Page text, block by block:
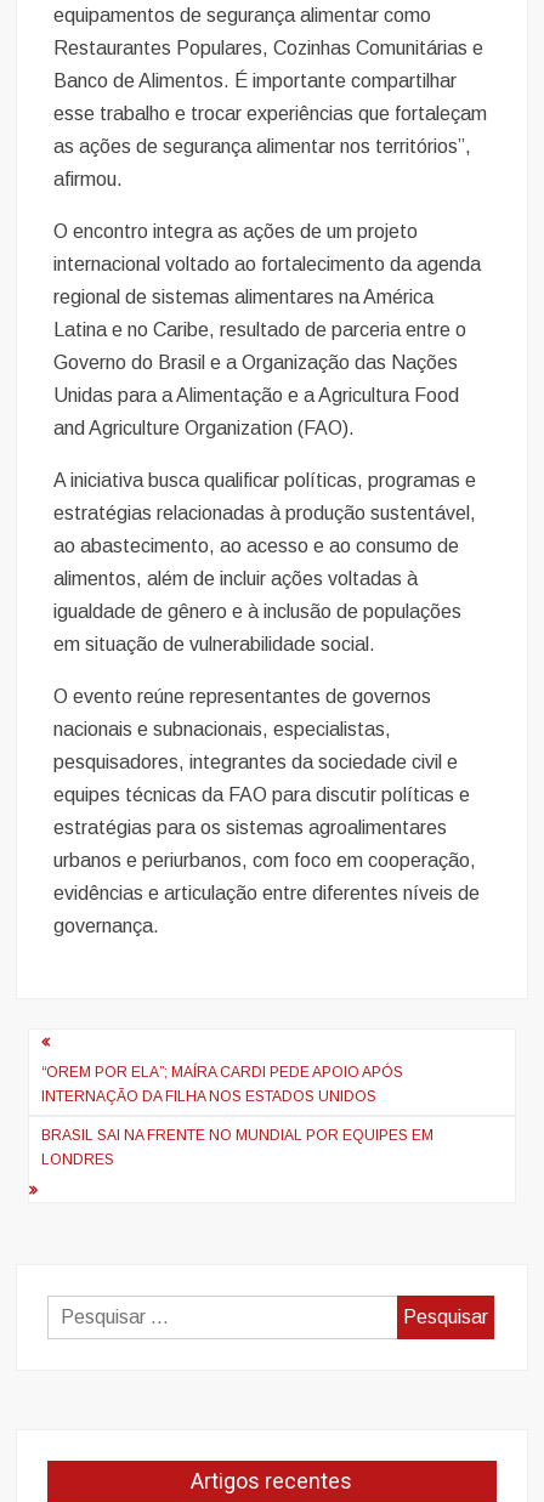
equipamentos de segurança alimentar como
Restaurantes Populares, Cozinhas Comunitárias e
Banco de Alimentos. É importante compartilhar
esse trabalho e trocar experiências que fortaleçam
as ações de segurança alimentar nos territórios”,
afirmou.
O encontro integra as ações de um projeto
internacional voltado ao fortalecimento da agenda
regional de sistemas alimentares na América
Latina e no Caribe, resultado de parceria entre o
Governo do Brasil e a Organização das Nações
Unidas para a Alimentação e a Agricultura Food
and Agriculture Organization (FAO).
A iniciativa busca qualificar políticas, programas e
estratégias relacionadas à produção sustentável,
ao abastecimento, ao acesso e ao consumo de
alimentos, além de incluir ações voltadas à
igualdade de gênero e à inclusão de populações
em situação de vulnerabilidade social.
O evento reúne representantes de governos
nacionais e subnacionais, especialistas,
pesquisadores, integrantes da sociedade civil e
equipes técnicas da FAO para discutir políticas e
estratégias para os sistemas agroalimentares
urbanos e periurbanos, com foco em cooperação,
evidências e articulação entre diferentes níveis de
governança.
Navegação
de
artigos
“OREM POR ELA”; MAÍRA CARDI PEDE APOIO APÓS
INTERNAÇÃO DA FILHA NOS ESTADOS UNIDOS
BRASIL SAI NA FRENTE NO MUNDIAL POR EQUIPES EM
LONDRES
Pesquisar
por:
Artigos recentes